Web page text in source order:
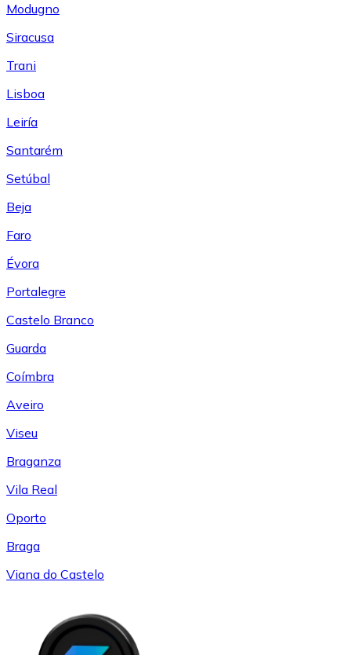
Modugno
Siracusa
Trani
Lisboa
Leiría
Santarém
Setúbal
Beja
Faro
Évora
Portalegre
Castelo Branco
Guarda
Coímbra
Aveiro
Viseu
Braganza
Vila Real
Oporto
Braga
Viana do Castelo